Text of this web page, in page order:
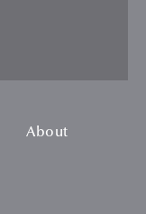
About